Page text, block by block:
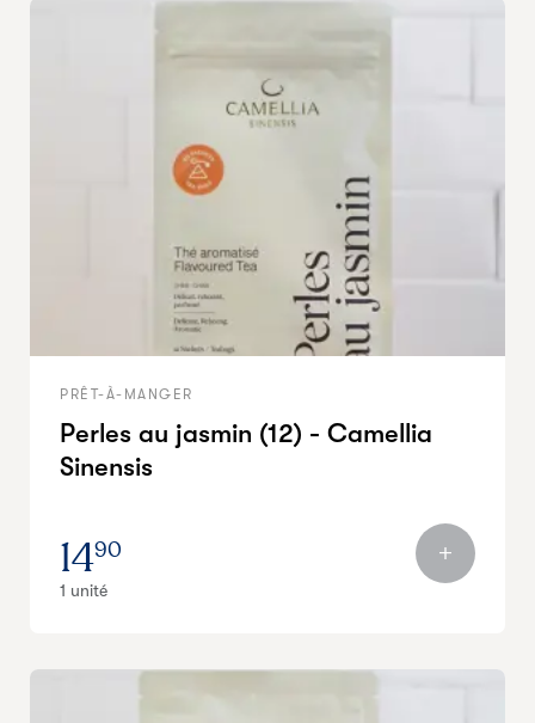
PRÊT-À-MANGER
Perles au jasmin (12) - Camellia
Sinensis
1490
1 unité